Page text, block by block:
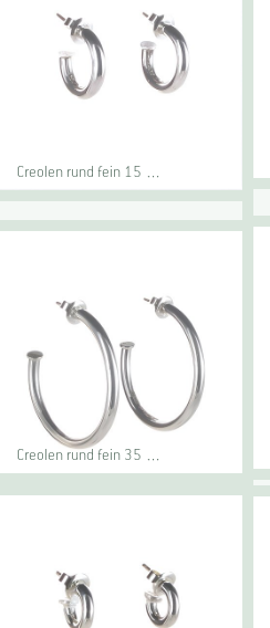
Creolen rund fein 15 …
Creolen rund fein 35 …